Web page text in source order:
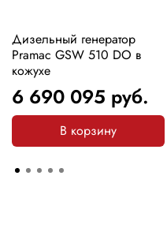
Дизельный генератор
Pramac GSW 510 DO в
кожухе
6 690 095 руб.
В корзину